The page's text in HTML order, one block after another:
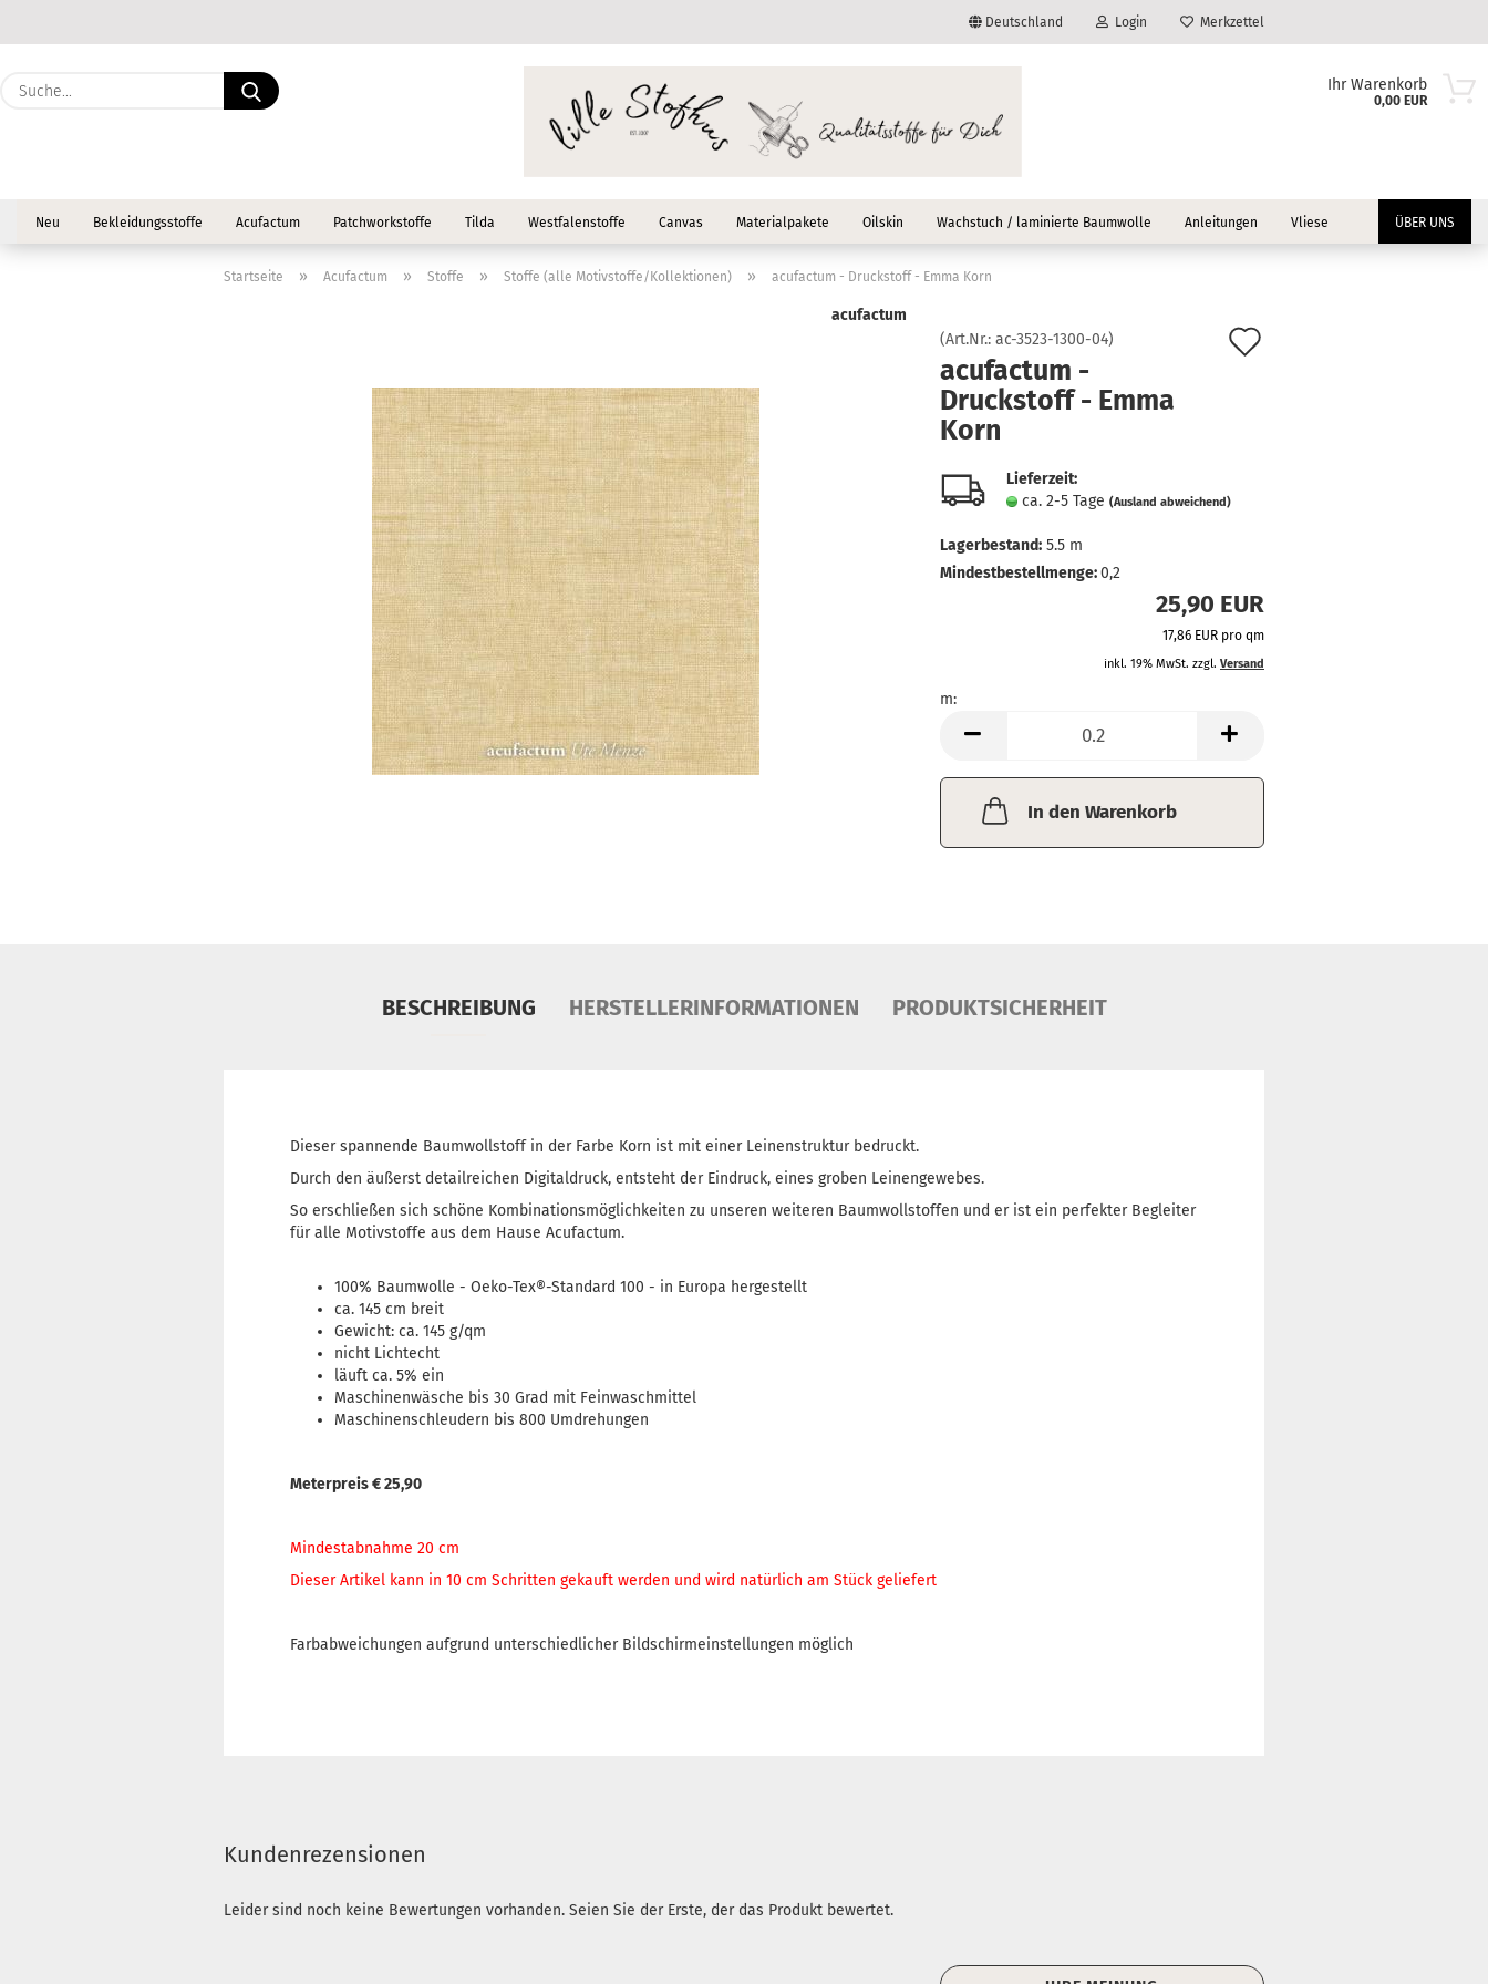
Deutschland Login
E-Mail
Passwort
Konto erstellen
Passwort vergessen?
Merkzettel
Suche... Ihr Warenkorb
0,00 EUR
Neu Bekleidungsstoffe Acufactum Patchworkstoffe Tilda Westfalenstoffe Canvas Materialpakete Oilskin Wachstuch / laminierte Baumwolle Anleitungen Vliese ÜBER UNS
Startseite » Acufactum » Stoffe » Stoffe (alle Motivstoffe/Kollektionen) » acufactum - Druckstoff - Emma Korn
acufactum
(Art.Nr.: ac-3523-1300-04)
acufactum -
Druckstoff - Emma
Korn
Lieferzeit:
ca. 2-5 Tage (Ausland abweichend)
Lagerbestand: 5.5 m
Mindestbestellmenge:0,2
25,90 EUR
17,86 EUR pro qm
inkl. 19% MwSt. zzgl. Versand
m:
In den Warenkorb
BESCHREIBUNG HERSTELLERINFORMATIONEN PRODUKTSICHERHEIT
Dieser spannende Baumwollstoff in der Farbe Korn ist mit einer Leinenstruktur bedruckt.
Durch den äußerst detailreichen Digitaldruck, entsteht der Eindruck, eines groben Leinengewebes.
So erschließen sich schöne Kombinationsmöglichkeiten zu unseren weiteren Baumwollstoffen und er ist ein perfekter Begleiter
für alle Motivstoffe aus dem Hause Acufactum.
100% Baumwolle - Oeko-Tex®-Standard 100 - in Europa hergestellt
ca. 145 cm breit
Gewicht: ca. 145 g/qm
nicht Lichtecht
läuft ca. 5% ein
Maschinenwäsche bis 30 Grad mit Feinwaschmittel
Maschinenschleudern bis 800 Umdrehungen
Meterpreis € 25,90
Mindestabnahme 20 cm
Dieser Artikel kann in 10 cm Schritten gekauft werden und wird natürlich am Stück geliefert
Farbabweichungen aufgrund unterschiedlicher Bildschirmeinstellungen möglich
Kundenrezensionen
Leider sind noch keine Bewertungen vorhanden. Seien Sie der Erste, der das Produkt bewertet.